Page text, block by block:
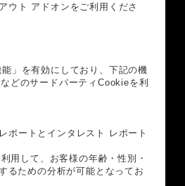
ウト アドオンをご利用くださ
」を有効にしており、下記の機
どのサードパーティCookieを利
ポートとインタレスト レポート
用して、お客様の年齢・性別・
るための分析が可能となってお